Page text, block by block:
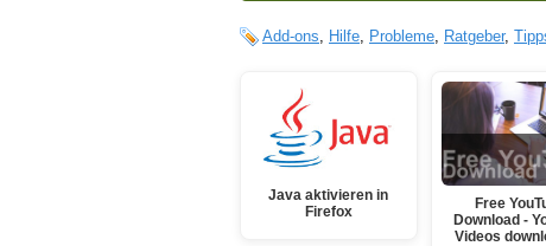
Add-ons, Hilfe, Probleme, Ratgeber,
Java aktivieren in
Firefox
Free
Download -
Videos